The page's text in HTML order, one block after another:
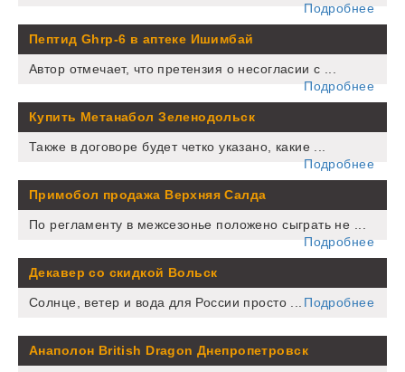
Подробнее
Пептид Ghrp-6 в аптеке Ишимбай
Автор отмечает, что претензия о несогласии с ...
Подробнее
Купить Метанабол Зеленодольск
Также в договоре будет четко указано, какие ...
Подробнее
Примобол продажа Верхняя Салда
По регламенту в межсезонье положено сыграть не ...
Подробнее
Декавер со скидкой Вольск
Солнце, ветер и вода для России просто ... Подробнее
Анаполон British Dragon Днепропетровск